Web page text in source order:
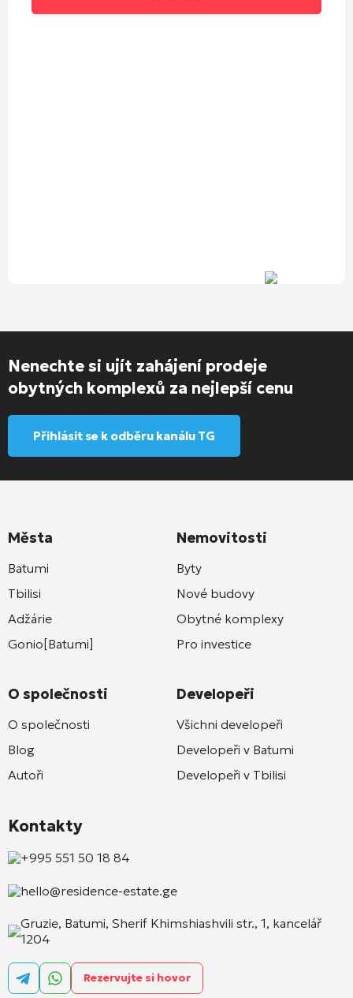
Nenechte si ujít zahájení prodeje
obytných komplexů za nejlepší cenu
Přihlásit se k odběru kanálu TG
Města
Batumi
Tbilisi
Adžárie
Gonio[Batumi]
O společnosti
O společnosti
Blog
Autoři
Nemovitosti
Byty
Nové budovy
Obytné komplexy
Pro investice
Developeři
Všichni developeři
Developeři v Batumi
Developeři v Tbilisi
Kontakty
+995 551 50 18 84
hello@residence-estate.ge
Gruzie, Batumi, Sherif Khimshiashvili str., 1, kancelář
1204
Rezervujte si hovor